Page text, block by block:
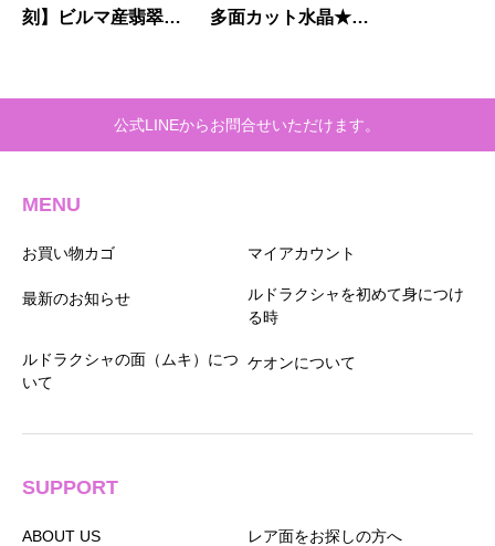
刻】ビルマ産翡翠★
ラー
多面カット水晶★ブ
公式LINEからお問合せいただけます。
MENU
お買い物カゴ マイアカウント
最新のお知らせ
ルドラクシャを初めて身につけ
る時
ルドラクシャの面（ムキ）につ
いて
ケオンについて
SUPPORT
ABOUT US レア面をお探しの方へ